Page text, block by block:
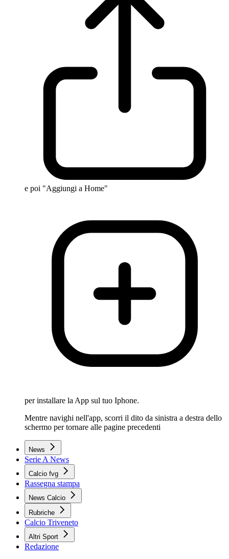
e poi "Aggiungi a Home"
per installare la App sul tuo Iphone.
Mentre navighi nell'app, scorri il dito da sinistra a destra dello
schermo per tornare alle pagine precedenti
News
Serie A News
Calcio fvg
Rassegna stampa
News Calcio
Rubriche
Calcio Triveneto
Altri Sport
Redazione